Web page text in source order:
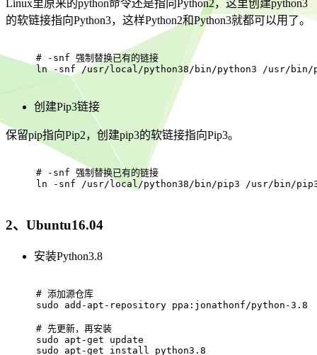
Linux里原来的python命令还是指向Python2，这里创建python3
的软链接指向Python3，这样Python2和Python3就都可以用了。
#
-snf 强制替换已有的链接
ln -snf /usr/local/python38/bin/python3 /usr/bin/
创建Pip3链接
保留pip指向Pip2，创建pip3的软链接指向Pip3。
#
-snf 强制替换已有的链接
ln -snf /usr/local/python38/bin/pip3 /usr/bin/
2、Ubuntu16.04
安装Python3.8
# 添加源仓库
sudo add-apt-repository ppa:jonathonf/python-3.8
# 先更新，再安装
sudo apt-get update
sudo apt-get install python3.8